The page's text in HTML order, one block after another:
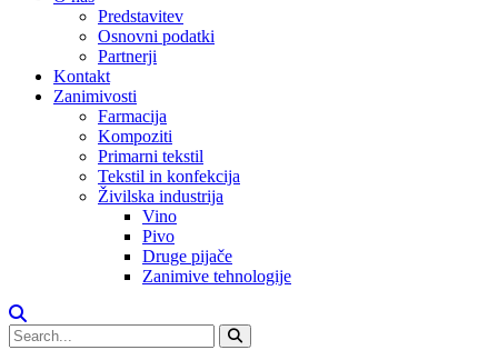
Predstavitev
Osnovni podatki
Partnerji
Kontakt
Zanimivosti
Farmacija
Kompoziti
Primarni tekstil
Tekstil in konfekcija
Živilska industrija
Vino
Pivo
Druge pijače
Zanimive tehnologije